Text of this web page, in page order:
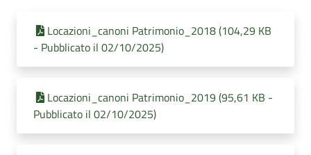
Locazioni_canoni Patrimonio_2018 (104,29 KB
- Pubblicato il 02/10/2025)
Locazioni_canoni Patrimonio_2019 (95,61 KB -
Pubblicato il 02/10/2025)